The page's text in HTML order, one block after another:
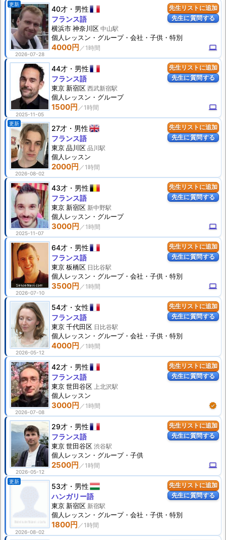
先生リストに追加
先生に質問する
更新
2026-07-28
40才 男性
4000円 computer
フランス語
横浜市 神奈川区 中山駅
個人 レッスン ・グループ・会社・子供・特別
先生リストに追加
先生に質問する
2025-11-05
44才 男性
1500円 computer
フランス語
東京 新宿区 西武新宿駅
個人 レッスン ・グループ
先生リストに追加
先生に質問する
更新
2026-08-02
27才 男性
2000円
フランス語
東京 品川区 品川駅
個人 レッスン
先生リストに追加
先生に質問する
2025-11-07
43才 男性
3000円 computer
フランス語
東京 新宿区 新中野駅
個人 レッスン ・グループ
先生リストに追加
先生に質問する
2026-07-10
64才 男性
3500円 computer
フランス語
東京 板橋区 日比谷駅
個人 レッスン ・グループ・会社・子供・特別
先生リストに追加
先生に質問する
2026-05-12
54才 女性
4000円
フランス語
東京 千代田区 日比谷駅
個人 レッスン ・グループ・会社・子供・特別
先生リストに追加
先生に質問する
2026-07-08
42才 男性
3000円 verified
フランス語
東京 世田谷区 上北沢駅
個人 レッスン
先生リストに追加
先生に質問する
2026-05-12
29才 男性
2500円 computer
フランス語
東京 世田谷区 渋谷駅
個人 レッスン ・グループ・子供
先生リストに追加
先生に質問する
更新
2026-08-02
53才 男性
1800円
ハンガリー語
東京 新宿区 新宿駅
個人 レッスン ・グループ・会社・子供・特別